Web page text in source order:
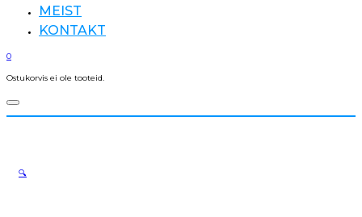
MEIST
KONTAKT
0
Ostukorvis ei ole tooteid.
🔍